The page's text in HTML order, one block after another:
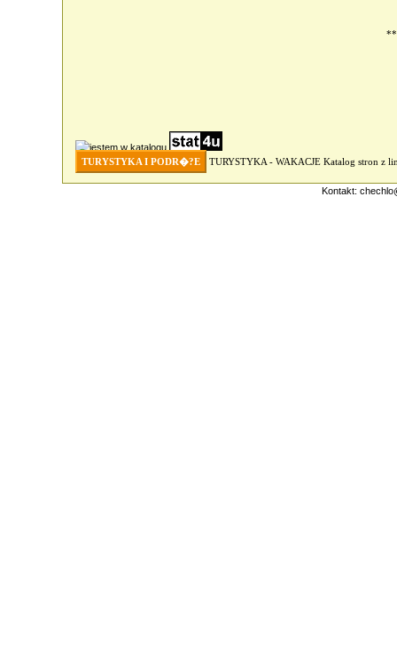
TURYSTYKA I PODR�?E TURYSTYKA - WAKACJE Katalog stron z
Kontakt: